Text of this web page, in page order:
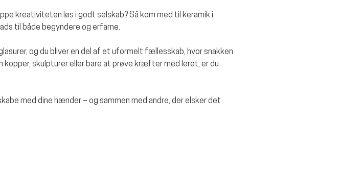
kreativiteten løs i godt selskab? Så kom med til keramik i
til både begyndere og erfarne.
og du bliver en del af et uformelt fællesskab, hvor snakken
kopper, skulpturer eller bare at prøve kræfter med leret, er du
med dine hænder – og sammen med andre, der elsker det